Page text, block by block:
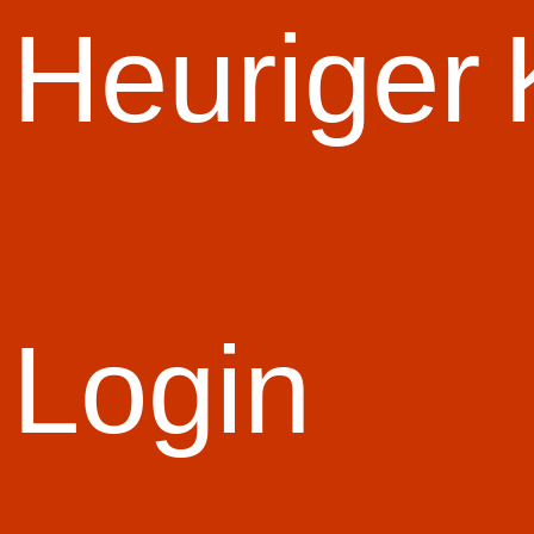
Heuriger
Login
Start